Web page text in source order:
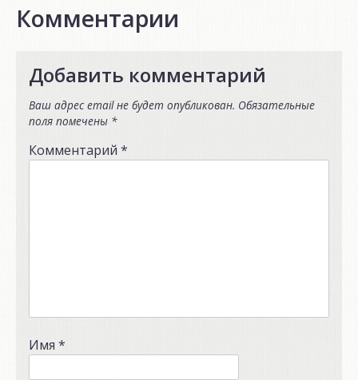
Комментарии
Добавить комментарий
Ваш адрес email не будет опубликован. Обязательные
поля помечены *
Комментарий *
Имя *